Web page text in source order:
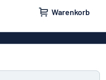
Warenkorb
Türschilder